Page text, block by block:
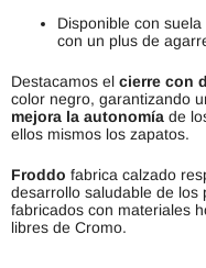
Disponible con
con un plus de
Destacamos el cierre con
color negro, garantizando
mejora la autonomía de
ellos mismos los zapatos.
Froddo fabrica calzado
desarrollo saludable de los
fabricados con materiales
libres de Cromo.